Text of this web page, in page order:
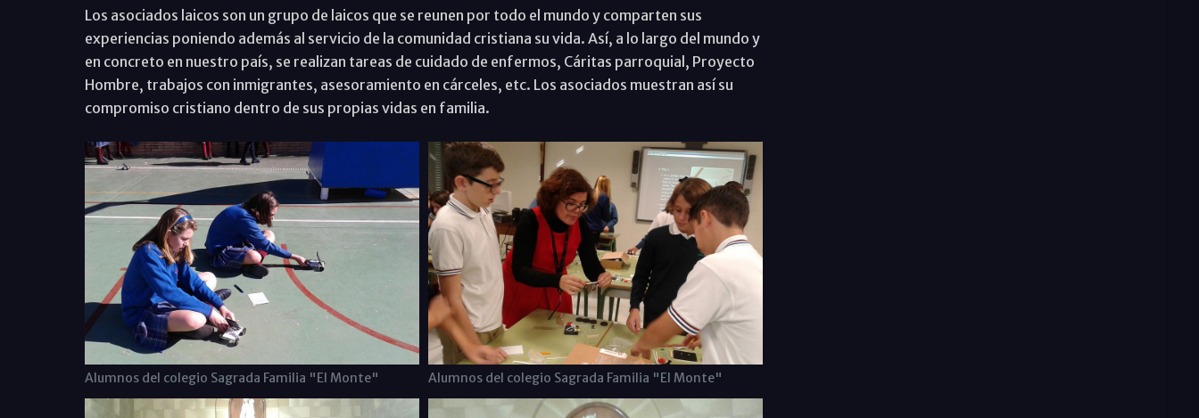
Los asociados laicos son un grupo de laicos que se reunen por todo el mundo y comparten sus
experiencias poniendo además al servicio de la comunidad cristiana su vida. Así, a lo largo del mundo y
en concreto en nuestro país, se realizan tareas de cuidado de enfermos, Cáritas parroquial, Proyecto
Hombre, trabajos con inmigrantes, asesoramiento en cárceles, etc. Los asociados muestran así su
compromiso cristiano dentro de sus propias vidas en familia.
Alumnos del colegio Sagrada Familia "El Monte" Alumnos del colegio Sagrada Familia "El Monte"